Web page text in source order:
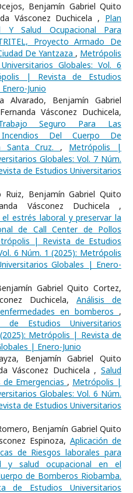
Benjamín Gabriel Quito
Vásconez Duchicela , Plan
Y Salud Ocupacional Para
Proyecto Armado De
De Yantzaza , Metrópolis
Globales: Vol. 6
| Revista de Estudios
Junio
Alvarado, Benjamín Gabriel
Vásconez Duchicela,
Seguro Para Las
Del Cuerpo De
Santa Cruz. , Metrópolis |
Globales: Vol. 7 Núm.
de Estudios Universitarios
Ruiz, Benjamín Gabriel Quito
Vásconez Duchicela ,
estrés laboral y preservar la
de Call Center de Pollos
| Revista de Estudios
6 Núm. 1 (2025): Metrópolis
Globales | Enero-
Gabriel Quito Cortez,
Duchicela, Análisis de
en bomberos ,
Estudios Universitarios
Metrópolis | Revista de
| Enero-Junio
Benjamín Gabriel Quito
Vásconez Duchicela , Salud
Emergencias , Metrópolis |
Globales: Vol. 6 Núm.
de Estudios Universitarios
Benjamín Gabriel Quito
Espinoza, Aplicación de
de Riesgos laborales para
y salud ocupacional en el
de Bomberos Riobamba.
de Estudios Universitarios